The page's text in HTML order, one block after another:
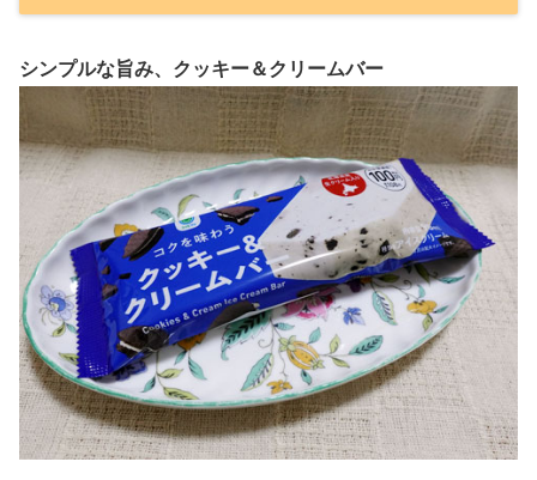
シンプルな旨み、クッキー＆クリームバー